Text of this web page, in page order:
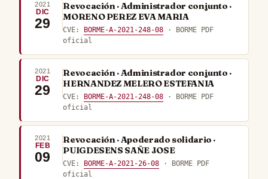
2021
DIC
29
Revocación · Administrador conjunto ·
MORENO PEREZ EVA MARIA
CVE: BORME-A-2021-248-08 · BORME PDF
oficial
2021
DIC
29
Revocación · Administrador conjunto ·
HERNANDEZ MELERO ESTEFANIA
CVE: BORME-A-2021-248-08 · BORME PDF
oficial
2021
FEB
09
Revocación · Apoderado solidario ·
PUIGDESENS SAÑE JOSE
CVE: BORME-A-2021-26-08 · BORME PDF
oficial